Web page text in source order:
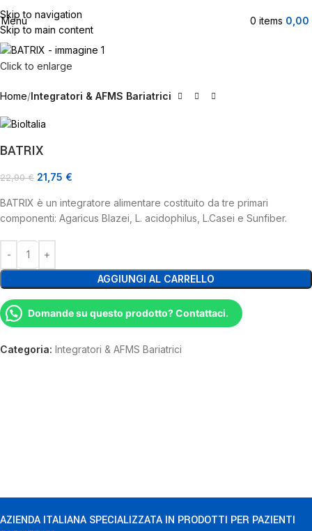
Skip to navigation
Skip to main content
Menu 0 items 0,00
-5%
Click to enlarge
Home Integratori & AFMS Bariatrici
BATRIX
22,90€ 21,75 €
BATRIX è un integratore alimentare costituito da tre primari
componenti: Agaricus Blazei, L. acidophilus, L.Casei e Sunfiber.
AGGIUNGI AL CARRELLO
Domande su questo prodotto? Contattaci.
Categoria: Integratori & AFMS Bariatrici
AZIENDA ITALIANA SPECIALIZZATA IN PRODOTTI PER PAZIENTI